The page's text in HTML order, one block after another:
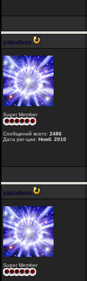
yakodsen
Super Member
Сообщений всего: 2486
Дата рег-ции: Нояб. 2010
yakodsen
Super Member